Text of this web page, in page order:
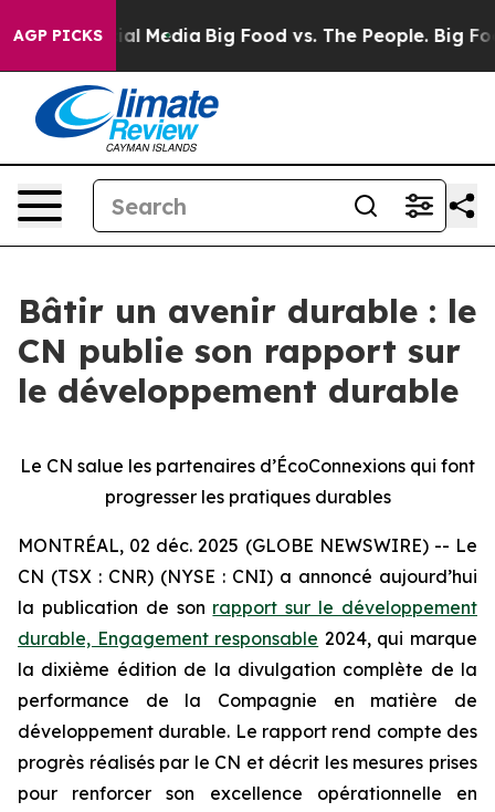
AGP PICKS
on Social Media Big Food vs. The People. Big
Bâtir un avenir durable : le
CN publie son rapport sur
le développement durable
Le CN salue les partenaires d’ÉcoConnexions qui font
progresser les pratiques durables
MONTRÉAL, 02 déc. 2025 (GLOBE NEWSWIRE) -- Le
CN (TSX : CNR) (NYSE : CNI) a annoncé aujourd’hui
la publication de son rapport sur le développement
durable, Engagement responsable 2024, qui marque
la dixième édition de la divulgation complète de la
performance de la Compagnie en matière de
développement durable. Le rapport rend compte des
progrès réalisés par le CN et décrit les mesures prises
pour renforcer son excellence opérationnelle en